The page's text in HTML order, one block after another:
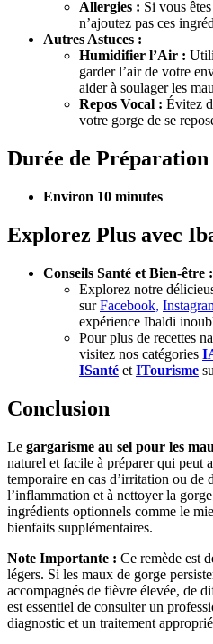
Allergies : Si vous
n’ajoutez pas ces
Autres Astuces :
Humidifier l’Air :
garder l’air de votre
aider à soulager les
Repos Vocal : Évitez
votre gorge de se
Durée de Préparation
Environ 10 minutes
Explorez Plus avec
Conseils Santé et Bien-être :
Explorez notre
surFacebook,
expérience Ibaldi
Pour plus de recettes
visitez nos catégories
ISanté et ITourisme
Conclusion
Le gargarisme au sel pour les
naturel et facile à préparer qui peut
temporaire en cas d’irritation ou de
l’inflammation et à nettoyer la
ingrédients optionnels comme le
bienfaits supplémentaires.
Note Importante : Ce remède est
légers. Si les maux de gorge
accompagnés de fièvre élevée, de
est essentiel de consulter un
diagnostic et un traitement